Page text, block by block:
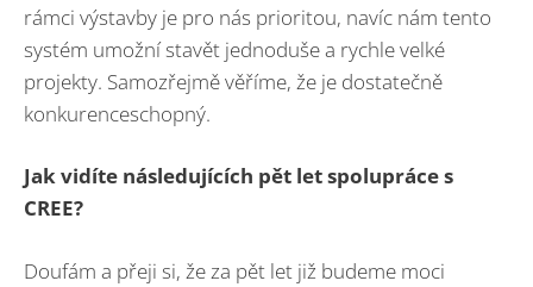
rámci výstavby je pro nás prioritou, navíc nám tento
systém umožní stavět jednoduše a rychle velké
projekty. Samozřejmě věříme, že je dostatečně
konkurenceschopný.
Jak vidíte následujících pět let spolupráce s
CREE?
Doufám a přeji si, že za pět let již budeme moci